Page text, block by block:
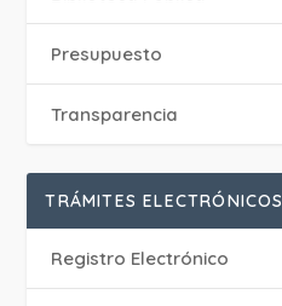
Presupuesto
Transparencia
TRÁMITES ELECTRÓNICOS
Registro Electrónico